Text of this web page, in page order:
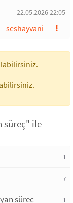
22.05.2026 22:05
seshayvani
süreç" ile
1
7
süreç 1